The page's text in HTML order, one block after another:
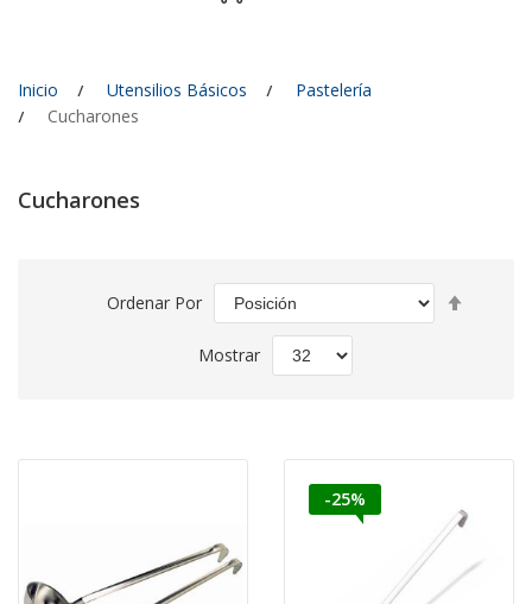
Inicio Utensilios Básicos
Pastelería
Cucharones
Cucharones
Ordenar Por
Mostrar
-25%